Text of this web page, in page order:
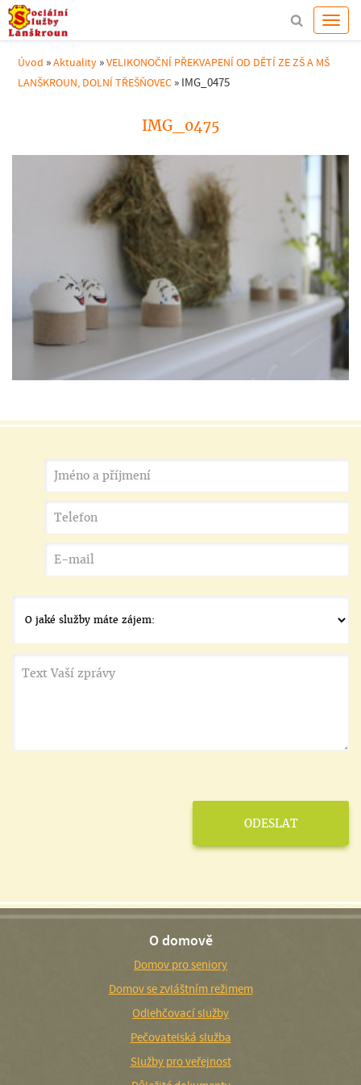
Úvod »Aktuality »VELIKONOČNÍ PŘEKVAPENÍ OD DĚTÍ ZE ZŠ A MŠ
LANŠKROUN, DOLNÍ TŘEŠŇOVEC » IMG_0475
IMG_0475
O domově
Domov pro seniory
Domov se zvláštním režimem
Odlehčovací služby
Pečovatelská služba
Služby pro veřejnost